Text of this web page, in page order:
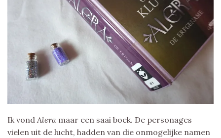
Ik vond Alera maar een saai boek. De personages
vielen uit de lucht, hadden van die onmogelijke namen